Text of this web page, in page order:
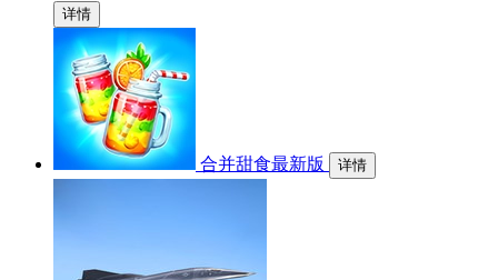
详情
合并甜食最新版 详情